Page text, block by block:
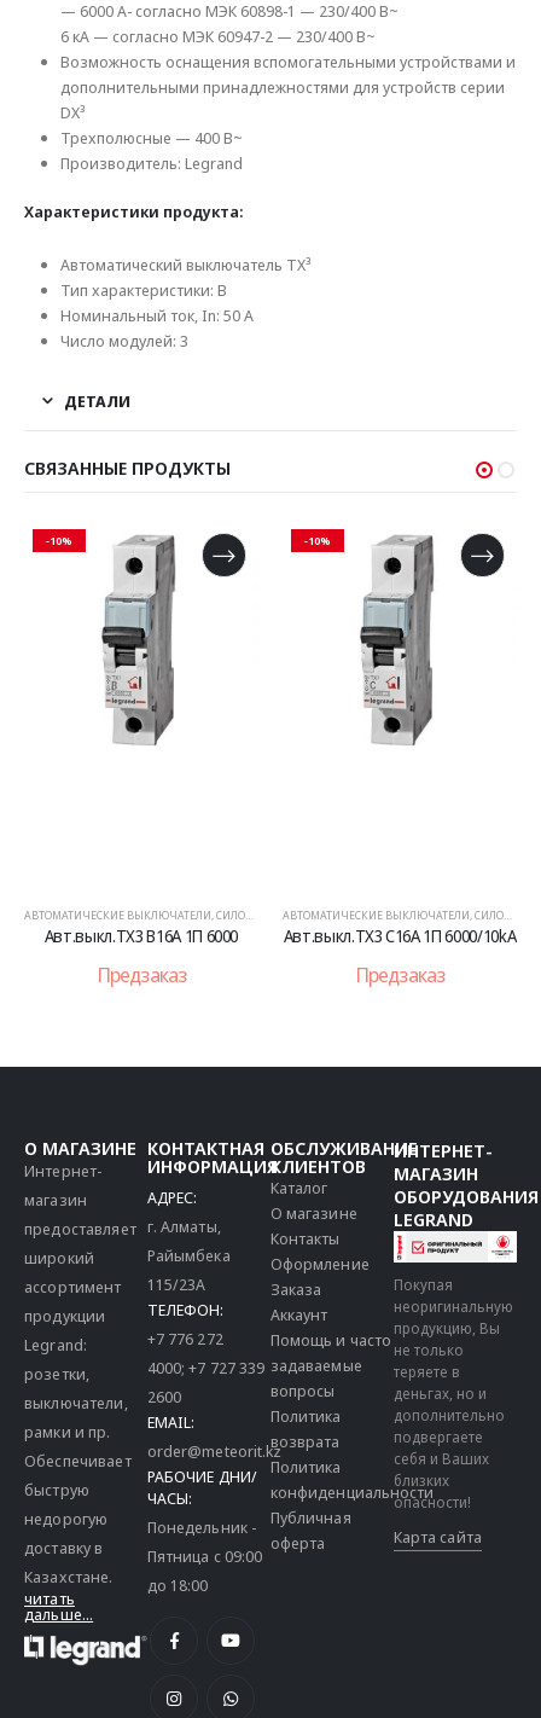
— 6000 А- согласно МЭК 60898-1 — 230/400 В~
6 кА — согласно МЭК 60947-2 — 230/400 В~
Возможность оснащения вспомогательными устройствами и
дополнительными принадлежностями для устройств серии
DX³
Трехполюсные — 400 В~
Производитель: Legrand
Характеристики продукта:
Автоматический выключатель TX³
Тип характеристики: B
Номинальный ток, In: 50 А
Число модулей: 3
ДЕТАЛИ
СВЯЗАННЫЕ ПРОДУКТЫ
-10%
АВТОМАТИЧЕСКИЕ ВЫКЛЮЧАТЕЛИ,СИЛОВОЕ ОБОРУДОВАНИЕ
Авт.выкл.TX3 B16A 1П 6000
Предзаказ
-10%
АВТОМАТИЧЕСКИЕ ВЫКЛЮЧАТЕЛИ,СИЛОВОЕ ОБОРУДОВАНИЕ
Авт.выкл.TX3 C16А 1П 6000/10kA
Предзаказ
О МАГАЗИНЕ
Интернет-
магазин
предоставляет
широкий
ассортимент
продукции
Legrand:
розетки,
выключатели,
рамки и пр.
Обеспечивает
быструю
недорогую
доставку в
Казахстане.
читать
дальше...
КОНТАКТНАЯ
ИНФОРМАЦИЯ
АДРЕС:
г. Алматы,
Райымбека
115/23A
ТЕЛЕФОН:
+7 776 272
4000;+7 727 339
2600
EMAIL:
order@meteorit.kz
РАБОЧИЕ ДНИ/
ЧАСЫ:
Понедельник -
Пятница с 09:00
до 18:00
ОБСЛУЖИВАНИЕ
КЛИЕНТОВ
Каталог
О магазине
Контакты
Оформление
Заказа
Аккаунт
Помощь и часто
задаваемые
вопросы
Политика
возврата
Политика
конфиденциальности
Публичная
оферта
ИНТЕРНЕТ-
МАГАЗИН
ОБОРУДОВАНИЯ
LEGRAND
Покупая
неоригинальную
продукцию, Вы
не только
теряете в
деньгах, но и
дополнительно
подвергаете
себя и Ваших
близких
опасности!
Карта сайта